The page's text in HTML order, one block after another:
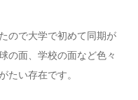
ので大学で初めて同期が
の面、学校の面など色々
たい存在です。